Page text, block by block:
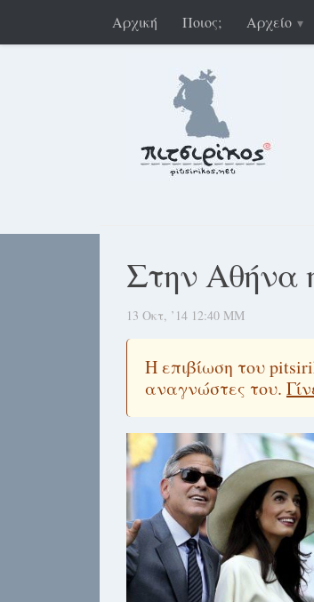
Αρχική Ποιος; Αρχείο
Στην Αθήνα
13 Οκτ, ’14 12:40 ΜΜ
Η επιβίωση του
αναγνώστες του.